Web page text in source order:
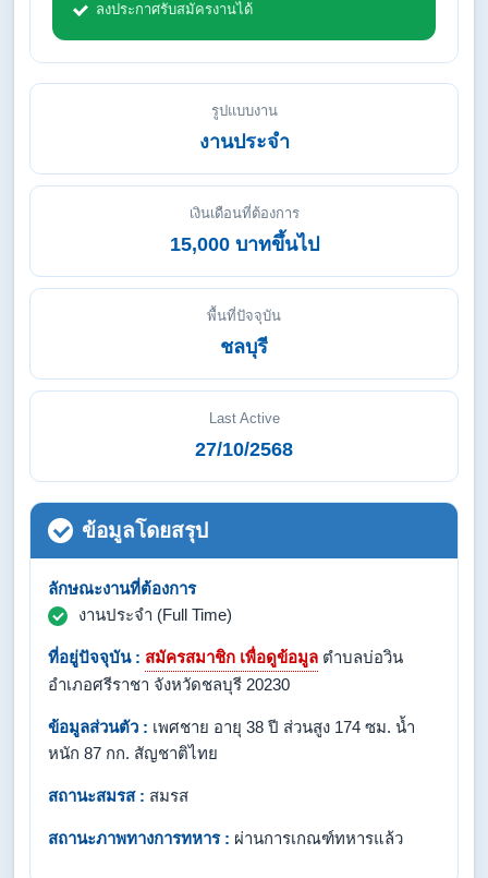
ลงประกาศรับสมัครงานได้
รูปแบบงาน
งานประจำ
เงินเดือนที่ต้องการ
15,000 บาทขึ้นไป
พื้นที่ปัจจุบัน
ชลบุรี
Last Active
27/10/2568
ข้อมูลโดยสรุป
ลักษณะงานที่ต้องการ
งานประจำ (Full Time)
ที่อยู่ปัจจุบัน : สมัครสมาชิก เพื่อดูข้อมูล ตำบลบ่อวิน
อำเภอศรีราชา จังหวัดชลบุรี 20230
ข้อมูลส่วนตัว : เพศชาย อายุ 38 ปี ส่วนสูง 174 ซม. น้ำ
หนัก 87 กก. สัญชาติไทย
สถานะสมรส : สมรส
สถานะภาพทางการทหาร : ผ่านการเกณฑ์ทหารแล้ว